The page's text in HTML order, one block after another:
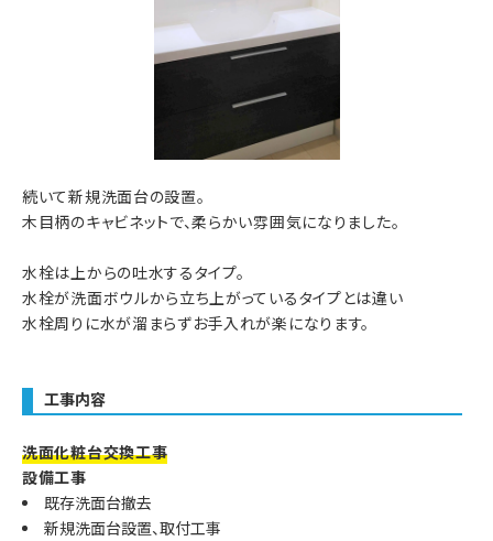
続いて新規洗面台の設置。
木目柄のキャビネットで、柔らかい雰囲気になりました。
水栓は上からの吐水するタイプ。
水栓が洗面ボウルから立ち上がっているタイプとは違い
水栓周りに水が溜まらずお手入れが楽になります。
工事内容
洗面化粧台交換工事
設備工事
既存洗面台撤去
新規洗面台設置、取付工事